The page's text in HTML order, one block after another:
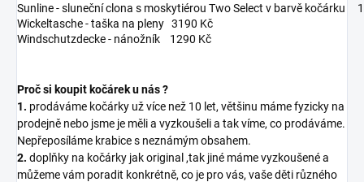
Sunline - sluneční clona s moskytiérou Two Select v barvě kočárku
Wickeltasche - taška na pleny 3190 Kč
Windschutzdecke - nánožník 1290 Kč
Proč si koupit kočárek u nás ?
1. prodáváme kočárky už více než 10 let, většinu máme fyzicky na
prodejně nebo jsme je měli a vyzkoušeli a tak víme, co prodáváme.
Nepřeposíláme krabice s neznámým obsahem.
2. doplňky na kočárky jak original ,tak jiné máme vyzkoušené a
můžeme vám poradit konkrétně, co je pro vás, vaše děti různého